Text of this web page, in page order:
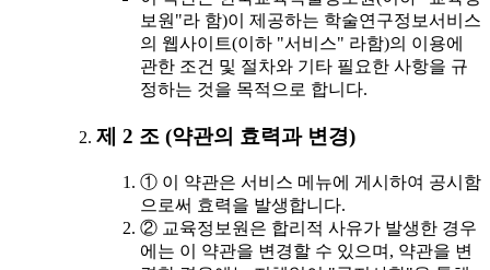
보원"라 함)이 제공하는 학술연구정보서비스
의 웹사이트(이하 "서비스" 라함)의 이용에
관한 조건 및 절차와 기타 필요한 사항을 규
정하는 것을 목적으로 합니다.
제 2 조 (약관의 효력과 변경)
① 이 약관은 서비스 메뉴에 게시하여 공시함
으로써 효력을 발생합니다.
② 교육정보원은 합리적 사유가 발생한 경우
에는 이 약관을 변경할 수 있으며, 약관을 변